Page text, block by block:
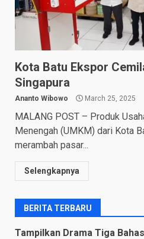
Kota Batu Ekspor
Singapura
Ananto Wibowo March 25, 2025
MALANG POST – Produk
Menengah (UMKM) dari Kota
merambah pasar...
Selengkapnya
BERITA TERBARU
Tampilkan Drama Tiga